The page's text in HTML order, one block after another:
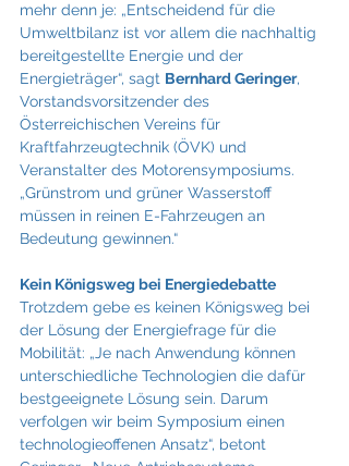
mehr denn je: „Entscheidend für die
Umweltbilanz ist vor allem die nachhaltig
bereitgestellte Energie und der
Energieträger“, sagt Bernhard Geringer,
Vorstandsvorsitzender des
Österreichischen Vereins für
Kraftfahrzeugtechnik (ÖVK) und
Veranstalter des Motorensymposiums.
„Grünstrom und grüner Wasserstoff
müssen in reinen E-Fahrzeugen an
Bedeutung gewinnen.“
Kein Königsweg bei Energiedebatte
Trotzdem gebe es keinen Königsweg bei
der Lösung der Energiefrage für die
Mobilität: „Je nach Anwendung können
unterschiedliche Technologien die dafür
bestgeeignete Lösung sein. Darum
verfolgen wir beim Symposium einen
technologieoffenen Ansatz“, betont